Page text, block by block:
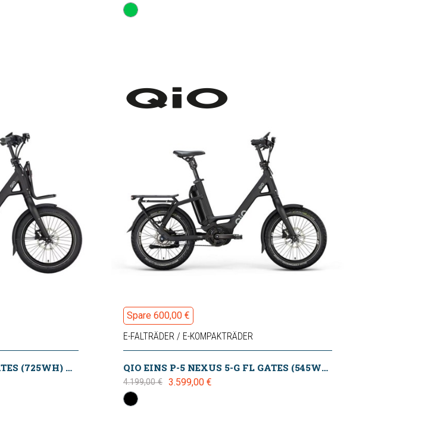
QIO EINS+ P-E ENVIOLO GATES (725WH) NIGHT BLACK MATT 2025
Spare 600,00 €
E-FALTRÄDER / E-KOMPAKTRÄDER
QIO EINS P-5 NEXUS 5-G FL GATES (545WH) SMART SYSTEM NIGHT BLACK MATT 2025
4.199,00 € 3.599,00 €